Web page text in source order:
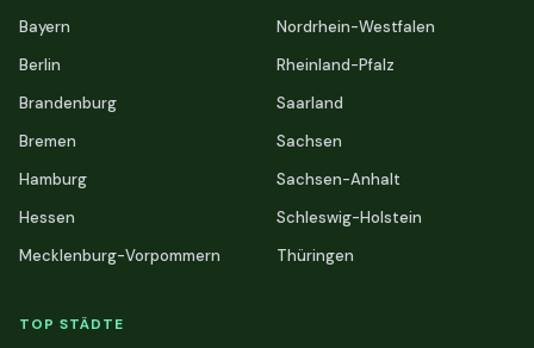
Bayern
Berlin
Brandenburg
Bremen
Hamburg
Hessen
Mecklenburg-Vorpommern
Nordrhein-Westfalen
Rheinland-Pfalz
Saarland
Sachsen
Sachsen-Anhalt
Schleswig-Holstein
Thüringen
TOP STÄDTE